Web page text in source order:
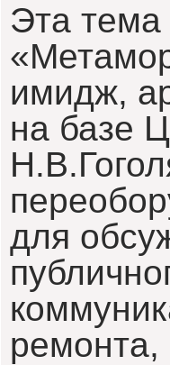
Эта тема
имидж,
на базе
для
ремонта,